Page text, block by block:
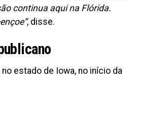
continua aqui na Flórida.
, disse.
estado de Iowa, no início da